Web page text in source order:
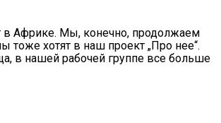
в Африке. Мы, конечно, продолжаем
тоже хотят в наш проект „Про нее“.
в нашей рабочей группе все больше